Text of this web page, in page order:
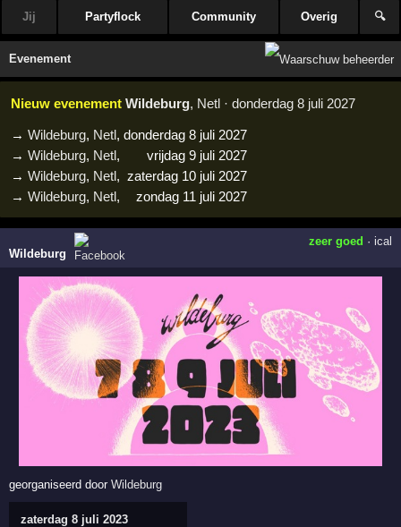
Jij Partyflock Community Overig 🔍
Evenement
Nieuw evenement Wildeburg, Netl · donderdag 8 juli 2027
→Wildeburg, Netl,donderdag 8 juli 2027
→Wildeburg, Netl,
vrijdag 9 juli 2027
→Wildeburg, Netl, zaterdag 10 juli 2027
→Wildeburg, Netl, zondag 11 juli 2027
Wildeburg
zeer goed · ical
georganiseerd doorWildeburg
zaterdag 8 juli 2023